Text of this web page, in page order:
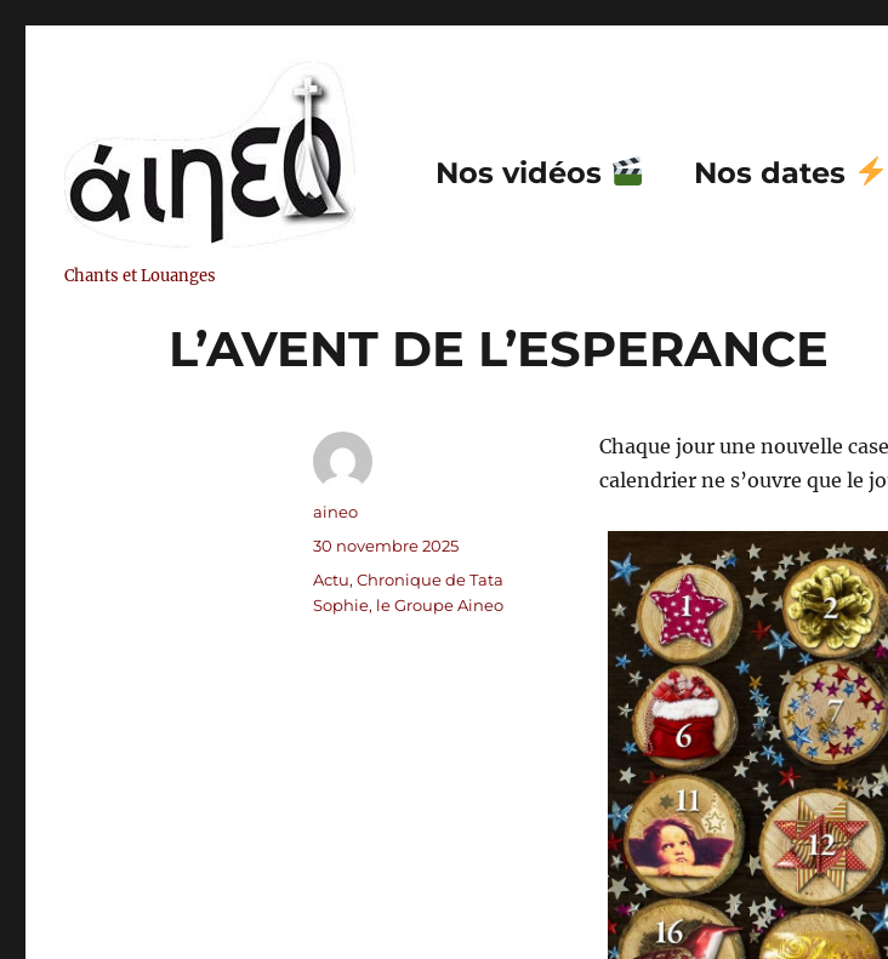
Chants et Louanges
Nos vidéos Nos dates
L’AVENT DE L’ESPERANCE
Chaque jour une nouvelle
calendrier ne s’ouvre que le
Auteur
aineo
Publié
30 novembre 2025
Catégories
Actu, Chronique de Tata
Sophie, le Groupe Aineo